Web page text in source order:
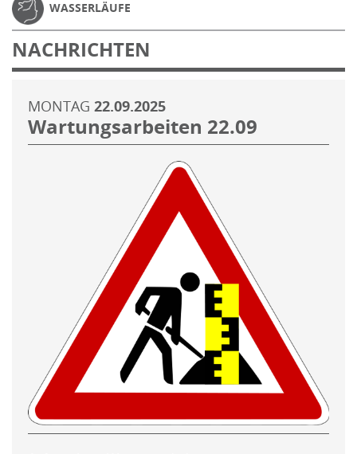
WASSERLÄUFE
NACHRICHTEN
MONTAG 22.09.2025
Wartungsarbeiten 22.09